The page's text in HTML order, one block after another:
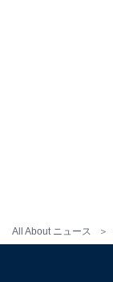
All About ニュース